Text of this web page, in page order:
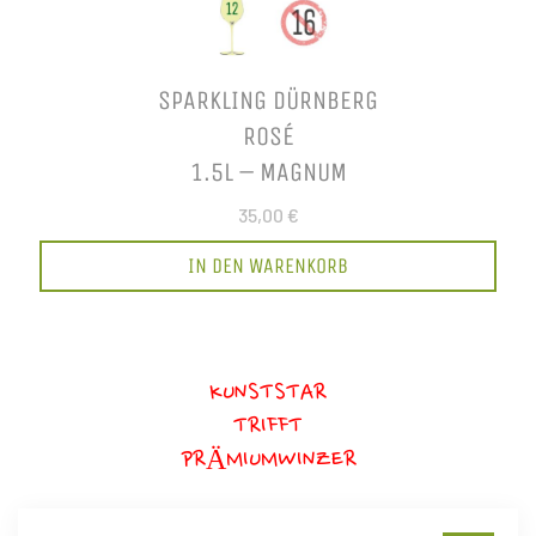
SPARKLING DÜRNBERG
ROSÉ
1.5L – MAGNUM
35,00 €
IN DEN WARENKORB
KUNSTSTAR
TRIFFT
PRÄMIUMWINZER